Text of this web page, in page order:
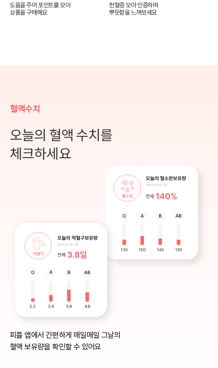
도움을 주어 포인트를 모아
상품을 구매해요
헌혈증 모아 인증하며
뿌듯함을 느껴보세요
혈액수치
오늘의 혈액 수치를
체크하세요
피플 앱에서 간편하게 매일매일 그날의
혈액 보유량을 확인할 수 있어요